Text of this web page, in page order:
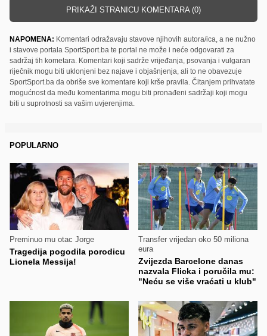
PRIKAŽI STRANICU KOMENTARA (0)
NAPOMENA: Komentari odražavaju stavove njihovih autora/ica, a ne nužno
i stavove portala SportSport.ba te portal ne može i neće odgovarati za
sadržaj tih kometara. Komentari koji sadrže vrijeđanja, psovanja i vulgaran
riječnik mogu biti uklonjeni bez najave i objašnjenja, ali to ne obavezuje
SportSport.ba da obriše sve komentare koji krše pravila. Čitanjem prihvatate
mogućnost da među komentarima mogu biti pronađeni sadržaji koji mogu
biti u suprotnosti sa vašim uvjerenjima.
POPULARNO
Preminuo mu otac Jorge
Tragedija pogodila porodicu
Lionela Messija!
Transfer vrijedan oko 50 miliona
eura
Zvijezda Barcelone danas
nazvala Flicka i poručila mu:
"Neću se više vraćati u klub"